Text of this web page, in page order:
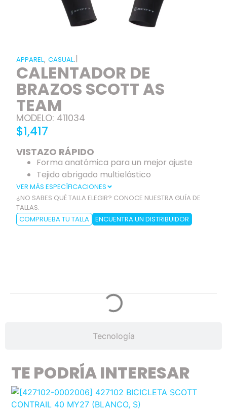
APPAREL, CASUAL.|
CALENTADOR DE
BRAZOS SCOTT AS
TEAM
MODELO: 411034
$1,417
VISTAZO RÁPIDO
Forma anatómica para un mejor ajuste
Tejido abrigado multielástico
VER MÁS ESPECÍFICACIONES
¿NO SABES QUÉ TALLA ELEGIR? CONOCE NUESTRA GUÍA DE
TALLAS.
COMPRUEBA TU TALLA
ENCUENTRA UN DISTRIBUIDOR
Tecnología
TE PODRÍA INTERESAR